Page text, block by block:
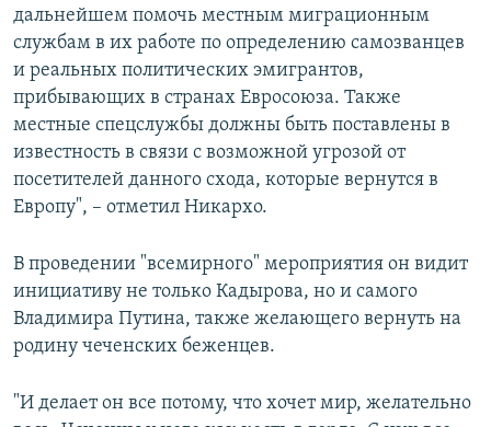
дальнейшем помочь местным миграционным
службам в их работе по определению самозванцев
и реальных политических эмигрантов,
прибывающих в странах Евросоюза. Также
местные спецслужбы должны быть поставлены в
известность в связи с возможной угрозой от
посетителей данного схода, которые вернутся в
Европу", – отметил Никархо.
В проведении "всемирного" мероприятия он видит
инициативу не только Кадырова, но и самого
Владимира Путина, также желающего вернуть на
родину чеченских беженцев.
"И делает он все потому, что хочет мир, желательно